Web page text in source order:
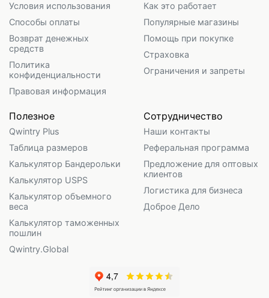
Условия использования
Способы оплаты
Возврат денежных
средств
Политика
конфиденциальности
Правовая информация
Как это работает
Популярные магазины
Помощь при покупке
Страховка
Ограничения и запреты
Полезное
Qwintry Plus
Таблица размеров
Калькулятор Бандерольки
Калькулятор USPS
Калькулятор объемного
веса
Калькулятор таможенных
пошлин
Qwintry.Global
Сотрудничество
Наши контакты
Реферальная программа
Предложение для оптовых
клиентов
Логистика для бизнеса
Доброе Дело